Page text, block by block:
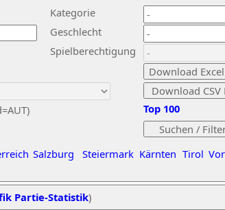
Kategorie
Geschlecht
Spielberechtigung
Salzburg Steiermark Kärnten Tirol
Top 100
Partie-Statistik)